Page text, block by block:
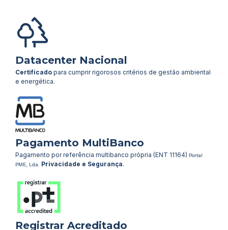
Datacenter Nacional
Certificado para cumprir rigorosos critérios de gestão ambiental
e energética.
Pagamento MultiBanco
Pagamento por referência multibanco própria (ENT 11164) Portal
PME, Lda.
Privacidade e Segurança.
Registrar Acreditado